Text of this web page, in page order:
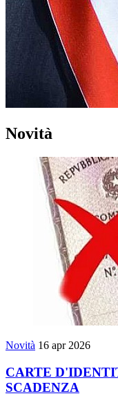
Novità
Novità 16 apr 2026
CARTE
SCADENZA